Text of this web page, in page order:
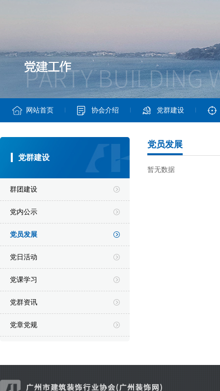
网站首页 协会介绍 党群建设
党群建设
群团建设
党内公示
党员发展
党日活动
党课学习
党群资讯
党章党规
党员发展
暂无数据